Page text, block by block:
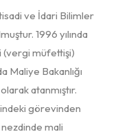
ve İdari Bilimler
1996 yılında
(vergi müfettişi)
Maliye Bakanlığı
atanmıştır.
görevinden
nezdinde mali